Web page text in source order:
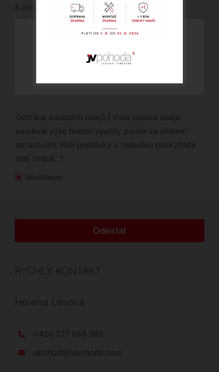
S čím vám můžeme pomoci?
Ochrana osobních údajů | Vaše osobní údaje
uvedené výše budou využity pouze za účelem
zpracování Vaší poptávky a nebudou poskytnuty
třetí straně. *
Souhlasím
Odeslat
RYCHLÝ KONTAKT
Helena Lesová
+420 727 859 382
obchod@jvpohoda.com